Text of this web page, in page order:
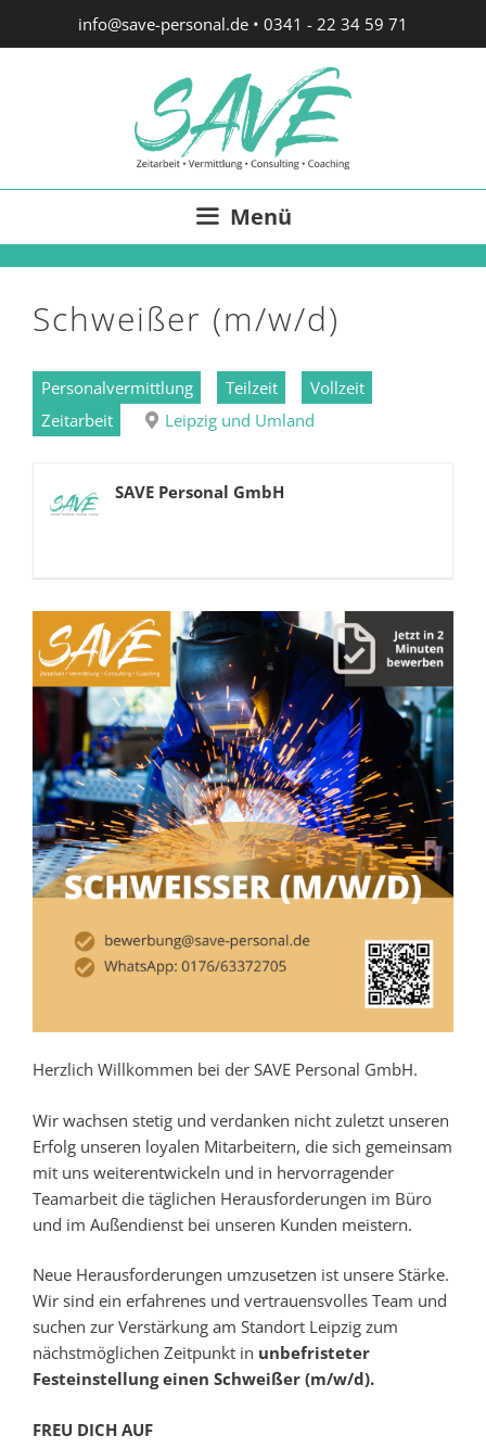
info@save-personal.de • 0341 - 22 34 59 71
Menü
Schweißer (m/w/d)
Personalvermittlung Teilzeit
Vollzeit
Zeitarbeit
Leipzig und Umland
SAVE Personal GmbH
Herzlich Willkommen bei der SAVE Personal GmbH.
Wir wachsen stetig und verdanken nicht zuletzt unseren
Erfolg unseren loyalen Mitarbeitern, die sich gemeinsam
mit uns weiterentwickeln und in hervorragender
Teamarbeit die täglichen Herausforderungen im Büro
und im Außendienst bei unseren Kunden meistern.
Neue Herausforderungen umzusetzen ist unsere Stärke.
Wir sind ein erfahrenes und vertrauensvolles Team und
suchen zur Verstärkung am Standort Leipzig zum
nächstmöglichen Zeitpunkt in unbefristeter
Festeinstellung einen Schweißer (m/w/d).
FREU DICH AUF